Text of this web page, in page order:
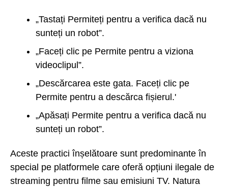
„Tastați Permiteți pentru a verifica dacă nu
sunteți un robot”.
„Faceți clic pe Permite pentru a viziona
videoclipul”.
„Descărcarea este gata. Faceți clic pe
Permite pentru a descărca fișierul.'
„Apăsați Permite pentru a verifica dacă nu
sunteți un robot”.
Aceste practici înșelătoare sunt predominante în
special pe platformele care oferă opțiuni ilegale de
streaming pentru filme sau emisiuni TV. Natura